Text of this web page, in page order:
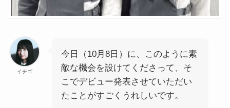
イチゴ
今日（10月8日）に、このように素
敵な機会を設けてくださって、そ
こでデビュー発表させていただい
たことがすごくうれしいです。